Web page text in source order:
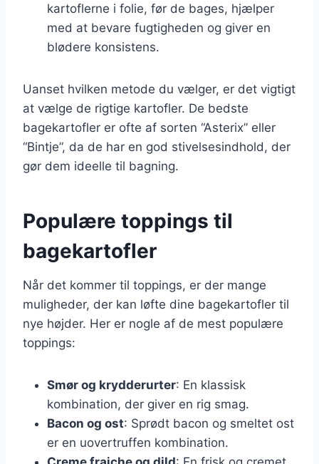
kartoflerne i folie, før de bages, hjælper
med at bevare fugtigheden og giver en
blødere konsistens.
Uanset hvilken metode du vælger, er det vigtigt
at vælge de rigtige kartofler. De bedste
bagekartofler er ofte af sorten “Asterix” eller
“Bintje”, da de har en god stivelsesindhold, der
gør dem ideelle til bagning.
Populære toppings til
bagekartofler
Når det kommer til toppings, er der mange
muligheder, der kan løfte dine bagekartofler til
nye højder. Her er nogle af de mest populære
toppings:
Smør og krydderurter: En klassisk
kombination, der giver en rig smag.
Bacon og ost: Sprødt bacon og smeltet ost
er en uovertruffen kombination.